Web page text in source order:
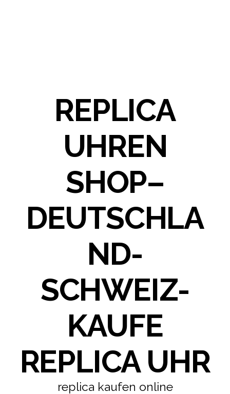
REPLICA
UHREN
SHOP–
DEUTSCHLA
ND-
SCHWEIZ-
KAUFE
REPLICA UHR
replica kaufen online